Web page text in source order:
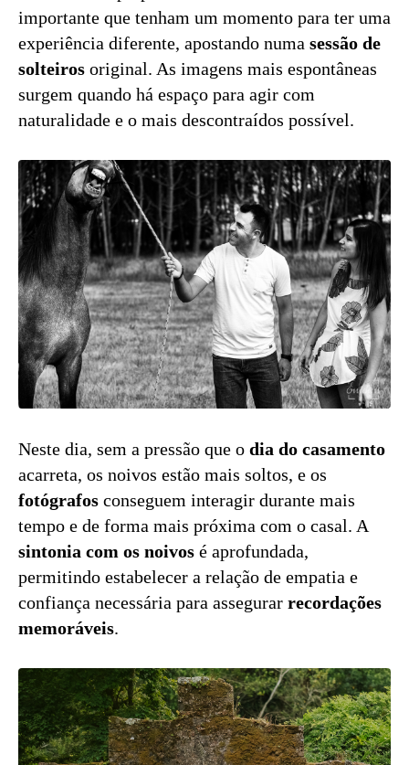
importante que tenham um momento para ter uma
experiência diferente, apostando numa sessão de
solteiros original. As imagens mais espontâneas
surgem quando há espaço para agir com
naturalidade e o mais descontraídos possível.
Neste dia, sem a pressão que o dia do casamento
acarreta, os noivos estão mais soltos, e os
fotógrafos conseguem interagir durante mais
tempo e de forma mais próxima com o casal. A
sintonia com os noivos é aprofundada,
permitindo estabelecer a relação de empatia e
confiança necessária para assegurar recordações
memoráveis.